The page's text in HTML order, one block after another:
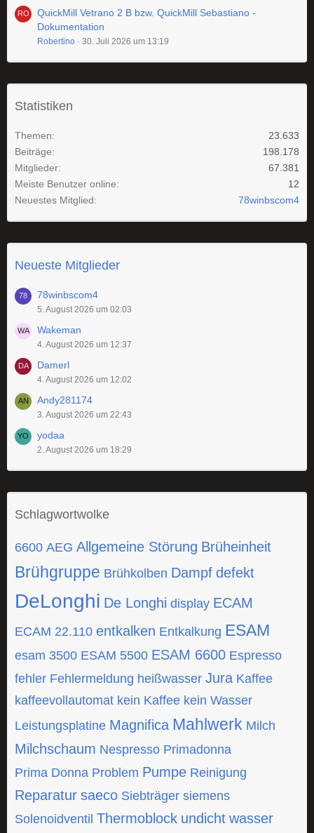
QuickMill Vetrano 2 B bzw. QuickMill Sebastiano -
Dokumentation
Robertino 30. Juli 2026 um 13:19
Statistiken
Themen
23.633
Beiträge
198.178
Mitglieder
67.381
Meiste Benutzer online
12
Neuestes Mitglied
78winbscom4
Neueste Mitglieder
78winbscom4
5. August 2026 um 02:03
Wakeman
4. August 2026 um 12:37
Damerl
4. August 2026 um 12:02
Andy281174
3. August 2026 um 22:43
yodaa
2. August 2026 um 18:29
Schlagwortwolke
6600 AEG Allgemeine Störung Brüheinheit
Brühgruppe Brühkolben Dampf defekt
DeLonghi De Longhi display ECAM
ECAM 22.110 entkalken Entkalkung ESAM
esam 3500 ESAM 5500 ESAM 6600 Espresso
fehler Fehlermeldung heißwasser Jura Kaffee
kaffeevollautomat kein Kaffee kein Wasser
Leistungsplatine Magnifica Mahlwerk Milch
Milchschaum Nespresso Primadonna
Prima Donna Problem Pumpe Reinigung
Reparatur saeco Siebträger siemens
Solenoidventil Thermoblock undicht wasser